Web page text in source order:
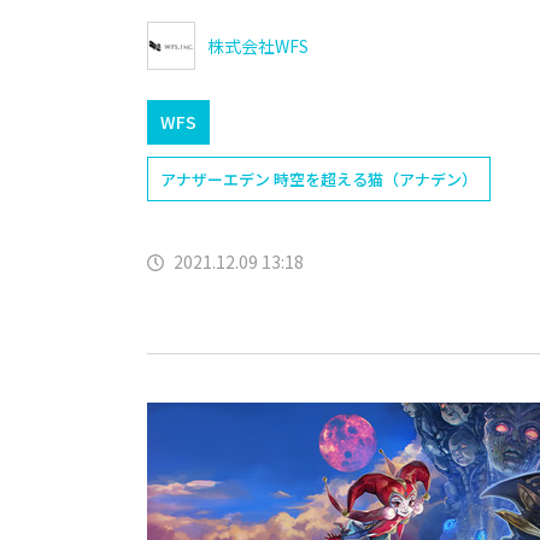
株式会社WFS
WFS
アナザーエデン 時空を超える猫（アナデン）
2021.12.09 13:18